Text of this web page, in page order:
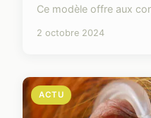
Ce modèle offre aux
2 octobre 2024
ACTU